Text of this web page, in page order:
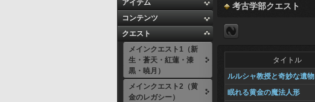
アイテム
コンテンツ
クエスト
メインクエスト1（新
生・蒼天・紅蓮・漆
黒・暁月）
メインクエスト2（黄
金のレガシー）
考古学部クエスト
タイトル
ルルシャ教授と奇妙な遺物
眠れる黄金の魔法人形